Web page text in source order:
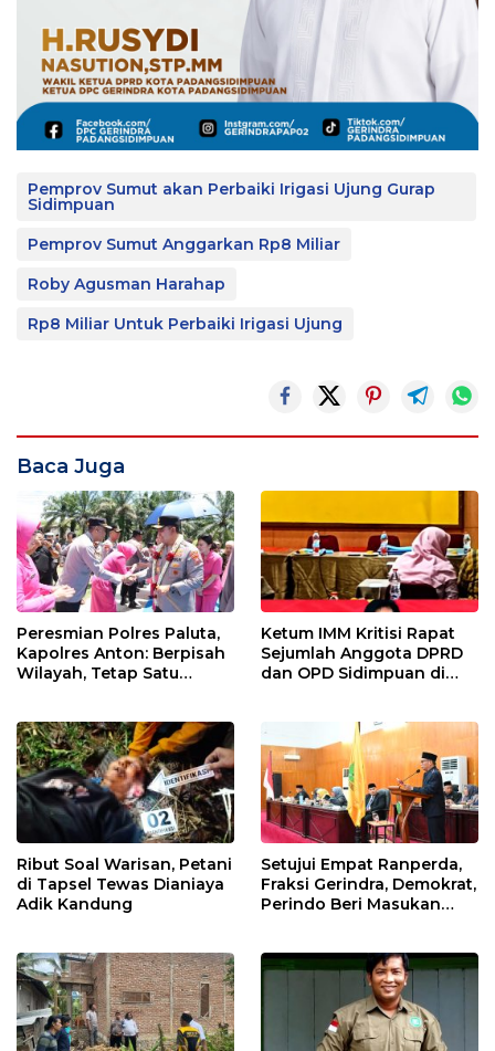
Pemprov Sumut akan Perbaiki Irigasi Ujung Gurap
Sidimpuan
Pemprov Sumut Anggarkan Rp8 Miliar
Roby Agusman Harahap
Rp8 Miliar Untuk Perbaiki Irigasi Ujung
Baca Juga
Peresmian Polres Paluta,
Kapolres Anton: Berpisah
Wilayah, Tetap Satu
Ketum IMM Kritisi Rapat
Sejumlah Anggota DPRD
dan OPD Sidimpuan di
Ribut Soal Warisan, Petani
di Tapsel Tewas Dianiaya
Adik Kandung
Setujui Empat Ranperda,
Fraksi Gerindra, Demokrat,
Perindo Beri Masukan